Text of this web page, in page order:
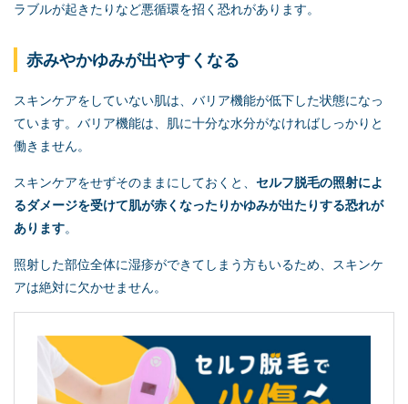
ラブルが起きたりなど悪循環を招く恐れがあります。
赤みやかゆみが出やすくなる
スキンケアをしていない肌は、バリア機能が低下した状態になっ
ています。バリア機能は、肌に十分な水分がなければしっかりと
働きません。
スキンケアをせずそのままにしておくと、 セルフ脱毛の照射によ
るダメージを受けて肌が赤くなったりかゆみが出たりする恐れが
あります。
照射した部位全体に湿疹ができてしまう方もいるため、スキンケ
アは絶対に欠かせません。